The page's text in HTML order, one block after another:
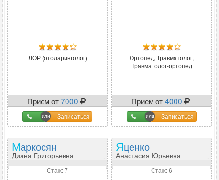
ЛОР (отоларинголог)
Прием от7000
Записаться
Ортопед, Травматолог,
Травматолог-ортопед
Прием от4000
Записаться
Маркосян
Диана Григорьевна
Стаж: 7
Яценко
Анастасия Юрьевна
Стаж: 6